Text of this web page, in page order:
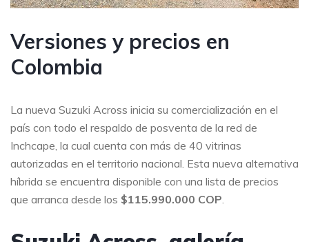
Versiones y precios en
Colombia
La nueva Suzuki Across inicia su comercialización en el
país con todo el respaldo de posventa de la red de
Inchcape, la cual cuenta con más de 40 vitrinas
autorizadas en el territorio nacional. Esta nueva alternativa
híbrida se encuentra disponible con una lista de precios
que arranca desde los $115.990.000 COP.